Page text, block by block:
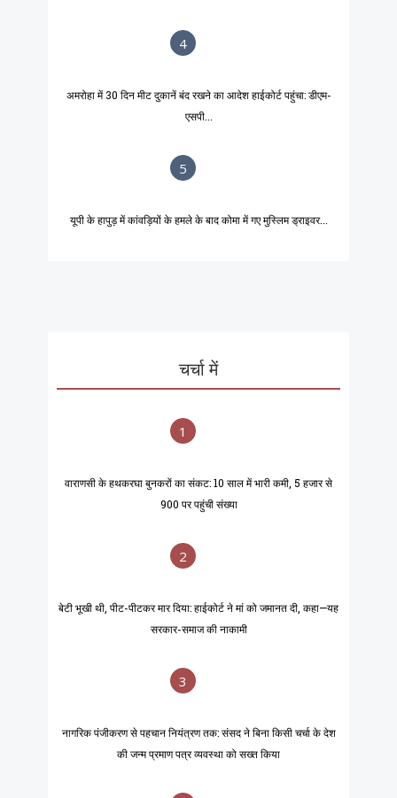
4
अमरोहा में 30 दिन मीट दुकानें बंद रखने का आदेश हाईकोर्ट पहुंचा: डीएम-
एसपी...
5
यूपी के हापुड़ में कांवड़ियों के हमले के बाद कोमा में गए मुस्लिम ड्राइवर...
चर्चा में
1
वाराणसी के हथकरघा बुनकरों का संकट: 10 साल में भारी कमी, 5 हजार से
900 पर पहुंची संख्या
2
बेटी भूखी थी, पीट-पीटकर मार दिया: हाईकोर्ट ने मां को जमानत दी, कहा—यह
सरकार-समाज की नाकामी
3
नागरिक पंजीकरण से पहचान नियंत्रण तक: संसद ने बिना किसी चर्चा के देश
की जन्म प्रमाण पत्र व्यवस्था को सख्त किया